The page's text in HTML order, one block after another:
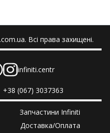
Всі права захищені.
infiniti.centr
+38 (067) 3037363
Запчастини Infiniti
Доставка/Оплата